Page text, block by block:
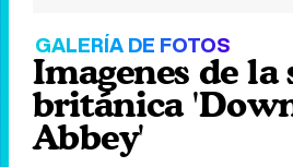
GALERÍA DE FOTOS
Imagenes de la
británica
Abbey'